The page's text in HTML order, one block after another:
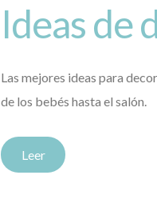
Ideas de
Las mejores ideas para
de los bebés hasta el salón.
Leer